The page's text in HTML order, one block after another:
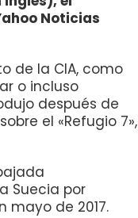
Noticias
de la CIA, como
o incluso
después de
el «Refugio 7»,
Suecia por
mayo de 2017.